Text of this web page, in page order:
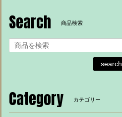
Search 商品検索
search
Category カテゴリー